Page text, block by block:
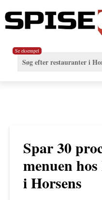
Se eksempel
Spar 30
menuen
i Horsens